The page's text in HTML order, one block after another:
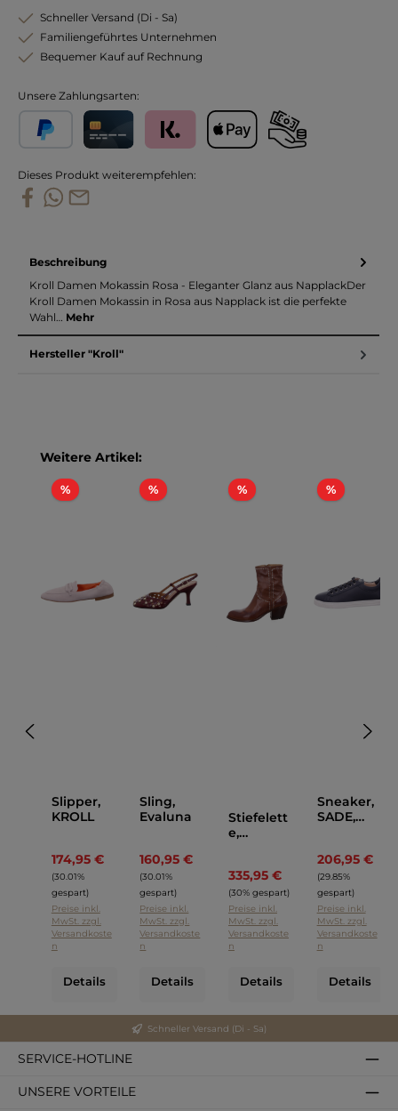
Schneller Versand (Di - Sa)
Familiengeführtes Unternehmen
Bequemer Kauf auf Rechnung
Unsere Zahlungsarten:
Dieses Produkt weiterempfehlen:
Beschreibung
Kroll Damen Mokassin Rosa - Eleganter Glanz aus NapplackDer
Kroll Damen Mokassin in Rosa aus Napplack ist die perfekte
Wahl… Mehr
Hersteller "Kroll"
Produktgalerie überspringen
Weitere Artikel:
%Rabatt
Slipper,
KROLL
174,95 €
Regulärer Preis:
(30.01%
gespart)
Preise inkl.
MwSt. zzgl.
Versandkoste
n
Details
%Rabatt
Sling,
Evaluna
160,95 €
(30.01%
gespart)
Preise inkl.
MwSt. zzgl.
Versandkoste
n
Details
%Rabatt
Stiefelett
e,
335,95 €
Regulärer Preis:
(30% gespart)
Preise inkl.
MwSt. zzgl.
Versandkoste
n
Details
%Rabatt
Sneaker,
SADE,
206,95 €
(29.85%
gespart)
Preise inkl.
MwSt. zzgl.
Versandkoste
n
Details
Schneller Versand (Di - Sa)
SERVICE-HOTLINE
UNSERE VORTEILE